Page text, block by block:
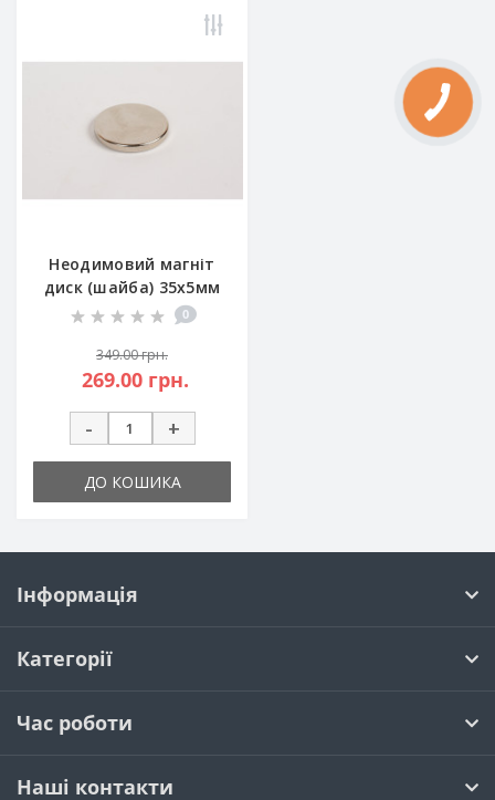
Неодимовий магніт
диск (шайба) 35х5мм
0
349.00 грн.
269.00 грн.
-
+
ДО КОШИКА
Інформація
Категорії
Час роботи
Наші контакти